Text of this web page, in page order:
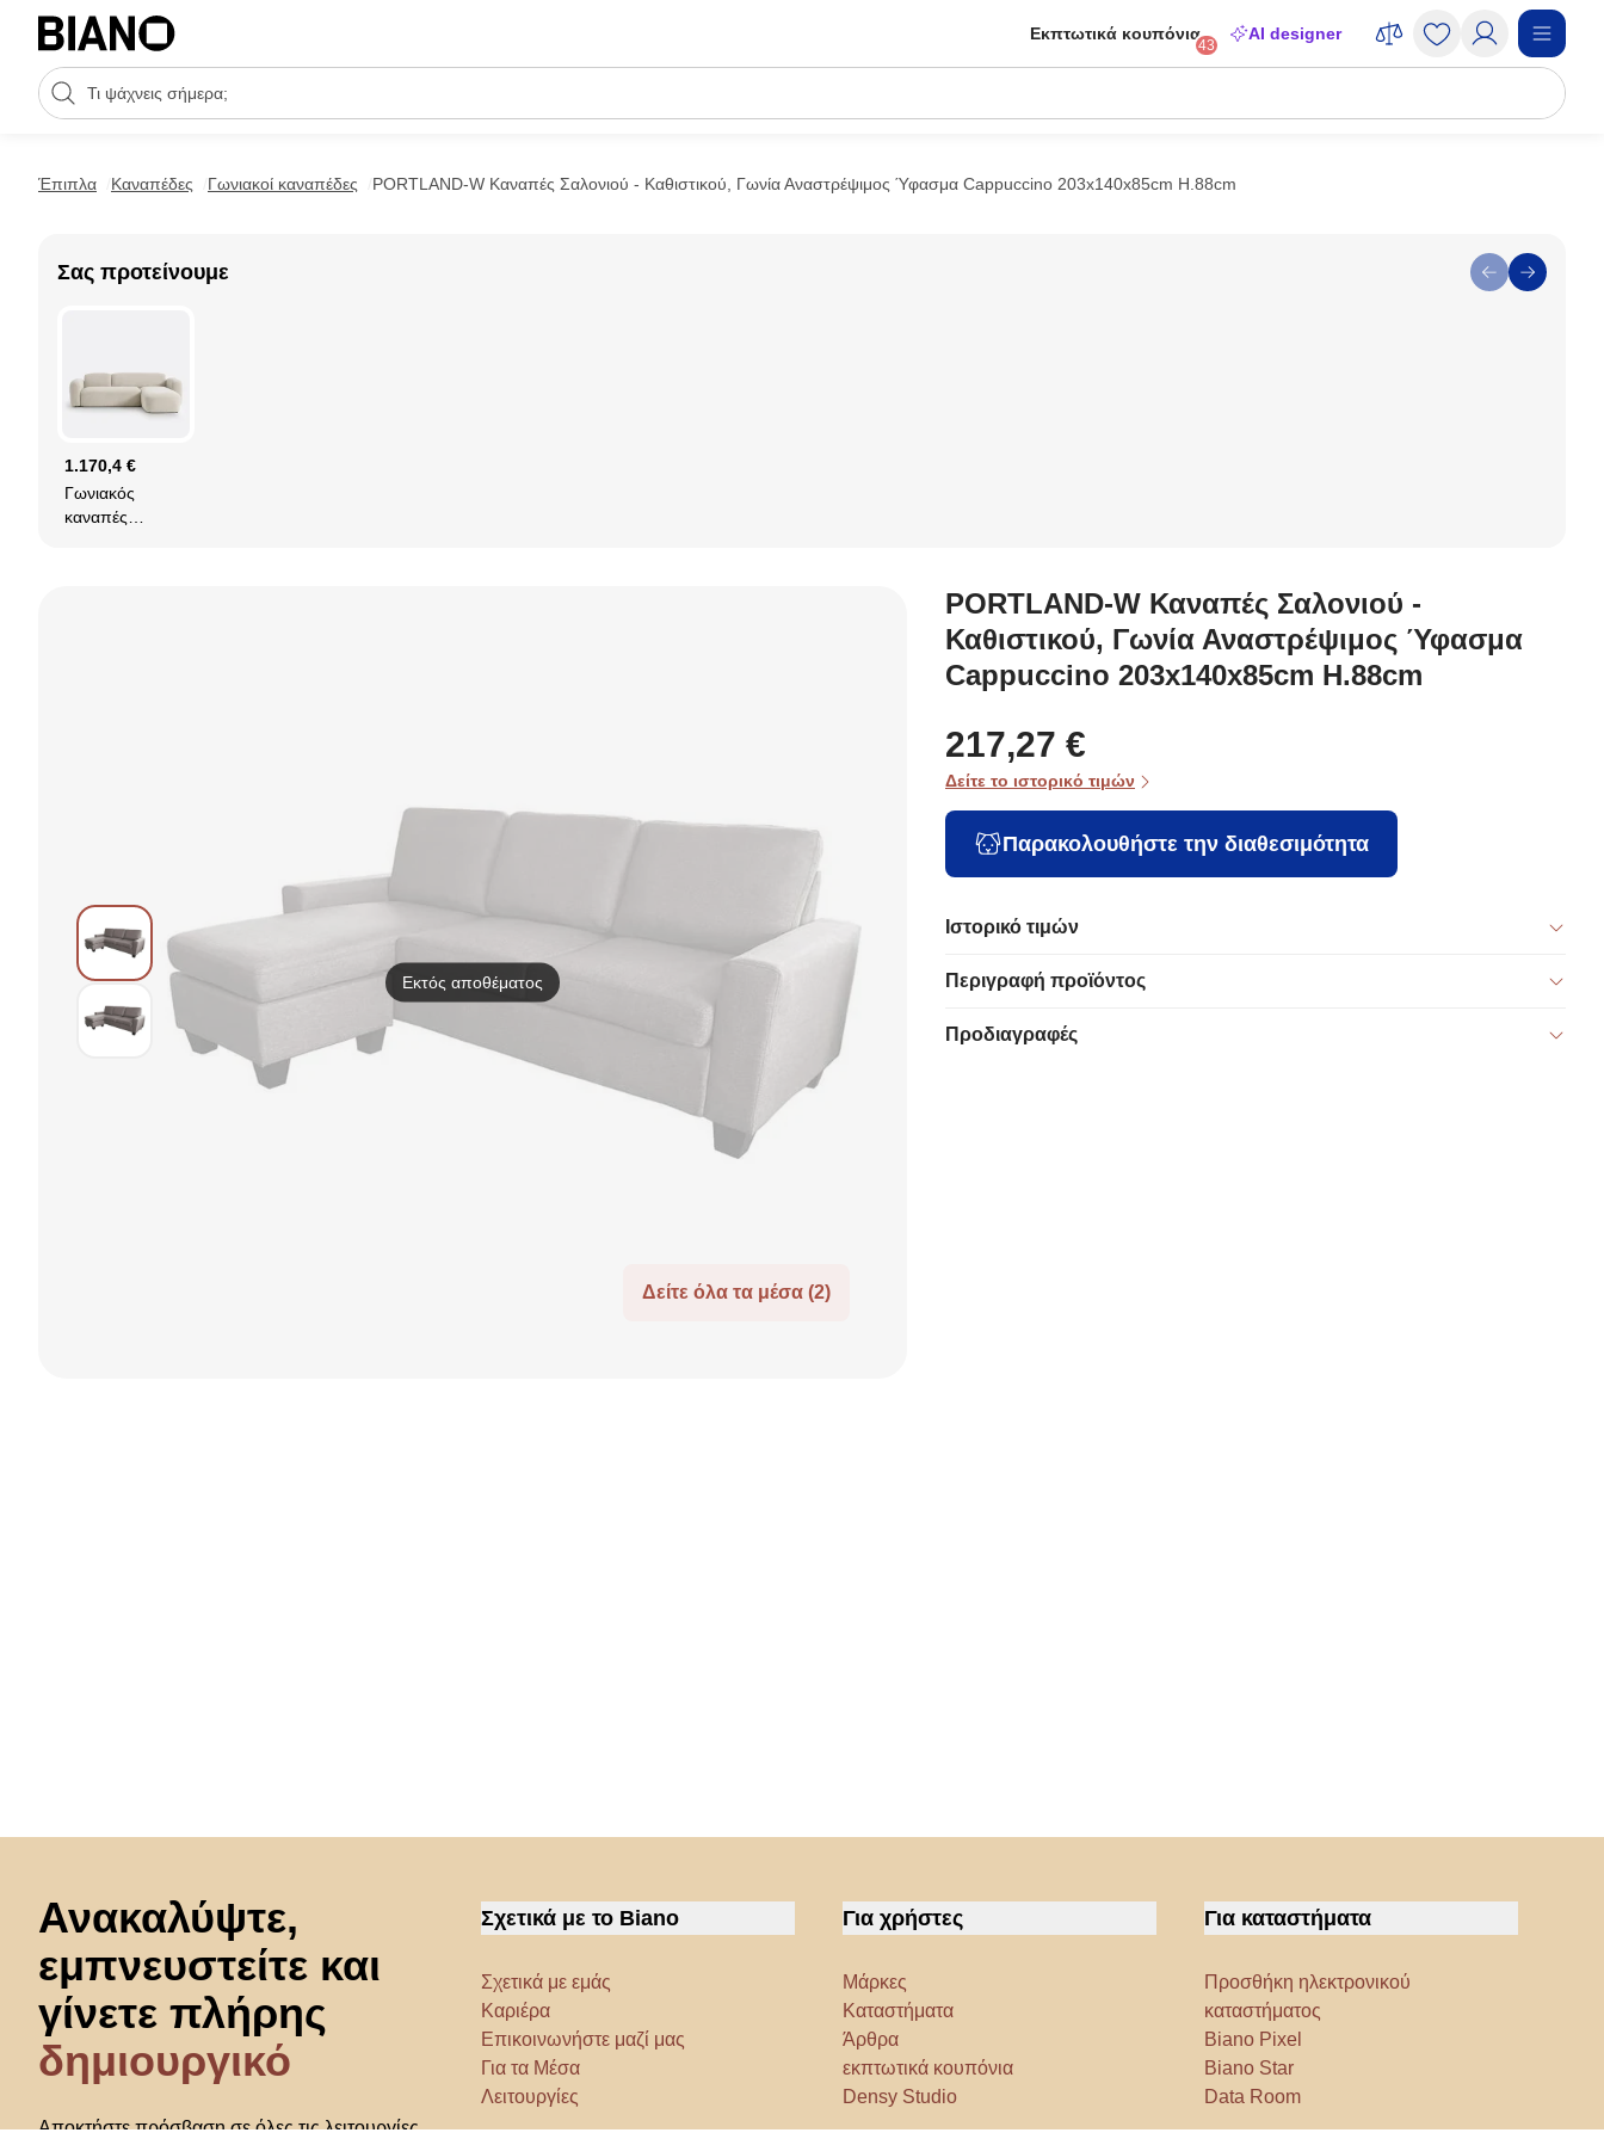
Μετάβαση στο περιεχόμενο
Πεδίο αναζήτησης
Εκπτωτικά κουπόνια
43
AI designer
Έπιπλα Καναπέδες Γωνιακοί καναπέδες PORTLAND-W Καναπές Σαλονιού - Καθιστικού, Γωνία Αναστρέψιμος Ύφασμα Cappuccino 203x140x85cm H.88cm
Σας προτείνουμε
1.170,4 €
Γωνιακός
καναπές
Δείτε όλα τα μέσα (2)
Εκτός αποθέματος
PORTLAND-W Καναπές Σαλονιού -
Καθιστικού, Γωνία Αναστρέψιμος Ύφασμα
Cappuccino 203x140x85cm H.88cm
217,27 €
Δείτε το ιστορικό τιμών
Παρακολουθήστε την διαθεσιμότητα
Ιστορικό τιμών
Περιγραφή προϊόντος
Προδιαγραφές
Ανακαλύψτε,
εμπνευστείτε και
γίνετε πλήρης
δημιουργικό
Αποκτήστε πρόσβαση σε όλες τις λειτουργίες
Σχετικά με το Biano
Σχετικά με εμάς
Καριέρα
Επικοινωνήστε μαζί μας
Για τα Μέσα
Λειτουργίες
Για χρήστες
Μάρκες
Καταστήματα
Άρθρα
εκπτωτικά κουπόνια
Densy Studio
Για καταστήματα
Προσθήκη ηλεκτρονικού
καταστήματος
Biano Pixel
Biano Star
Data Room